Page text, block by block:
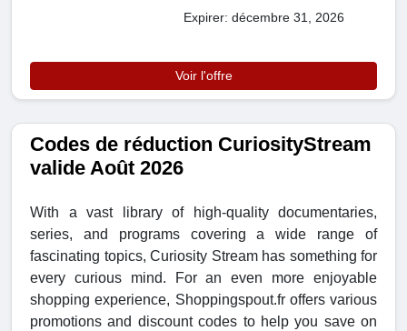
Expirer: décembre 31, 2026
Voir l'offre
Codes de réduction CuriosityStream
valide Août 2026
With a vast library of high-quality documentaries,
series, and programs covering a wide range of
fascinating topics, Curiosity Stream has something for
every curious mind. For an even more enjoyable
shopping experience, Shoppingspout.fr offers various
promotions and discount codes to help you save on